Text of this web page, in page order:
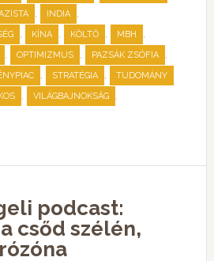
, INDIA ,
, KÍNA , KÖLTŐ , MBH ,
, OPTIMIZMUS , PAZSÁK ZSÓFIA ,
, STRATÉGIA , TUDOMÁNY
, VILÁGBAJNOKSÁG ,
podcast:
csőd szélén,